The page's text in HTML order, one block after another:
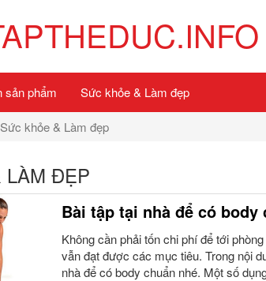
sản phẩm Sức khỏe & Làm đẹp
Sức khỏe & Làm đẹp
LÀM ĐẸP
Bài tập tại nhà để có body
Không cần phải tốn chi phí để tới
vẫn đạt được các mục tiêu. Trong nội
nhà để có body chuẩn nhé. Một số